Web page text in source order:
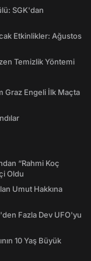
SGK'dan
Etkinlikler: Ağustos
Temizlik Yöntemi
Graz Engeli İlk Maçta
“Rahmi Koç
Oldu
Umut Hakkına
Fazla Dev UFO'yu
10 Yaş Büyük